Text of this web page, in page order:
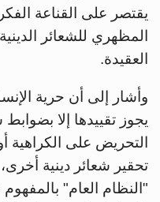
يقتصر على القناعة
المظهري للشعائر
العقيدة.
وأشار إلى أن حرية
يجوز تقييدها إلا
التحريض على الكراهية
تحقير شعائر دينية
"النظام العام" بالمفهوم